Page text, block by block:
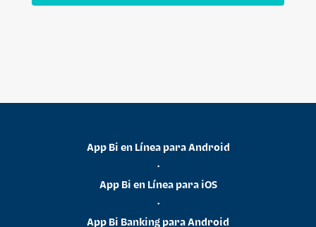
App Bi en Línea para Android
•
App Bi en Línea para iOS
•
App Bi Banking para Android